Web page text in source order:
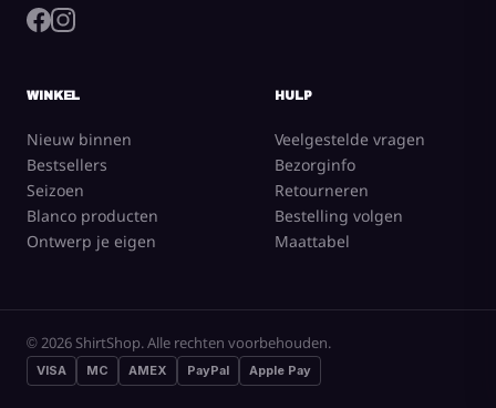
WINKEL
Nieuw binnen
Bestsellers
Seizoen
Blanco producten
Ontwerp je eigen
HULP
Veelgestelde vragen
Bezorginfo
Retourneren
Bestelling volgen
Maattabel
© 2026 ShirtShop. Alle rechten voorbehouden.
VISA MC AMEX PayPal Apple Pay